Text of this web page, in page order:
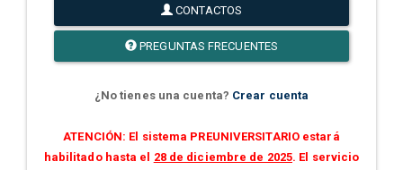
CONTACTOS
PREGUNTAS FRECUENTES
¿No tienes una cuenta? Crear cuenta
ATENCIÓN: El sistema PREUNIVERSITARIO estará
habilitado hasta el 28 de diciembre de 2025. El servicio